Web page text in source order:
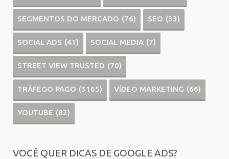
SEGMENTOS DO MERCADO (76) SEO (33)
SOCIAL ADS (41) SOCIAL MEDIA (7)
STREET VIEW TRUSTED (70)
TRÁFEGO PAGO (3165) VÍDEO MARKETING (66)
YOUTUBE (82)
VOCÊ QUER DICAS DE GOOGLE ADS?